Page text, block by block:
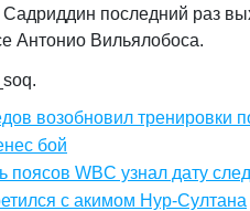
последний раз
Антонио Вильялобоса.
возобновил тренировки
бой
поясов WBC узнал дату
с акимом Нур-Султана